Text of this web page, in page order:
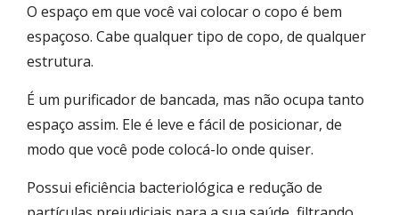
O espaço em que você vai colocar o copo é bem
espaçoso. Cabe qualquer tipo de copo, de qualquer
estrutura.
É um purificador de bancada, mas não ocupa tanto
espaço assim. Ele é leve e fácil de posicionar, de
modo que você pode colocá-lo onde quiser.
Possui eficiência bacteriológica e redução de